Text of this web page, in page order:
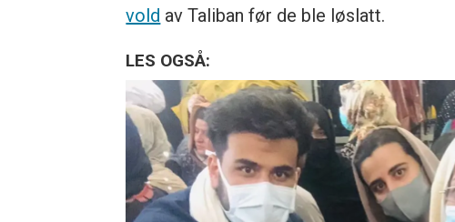
vold av Taliban før de ble løslatt.
LES OGSÅ: